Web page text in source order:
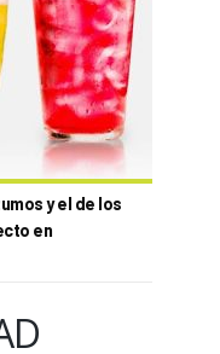
y el de los
en